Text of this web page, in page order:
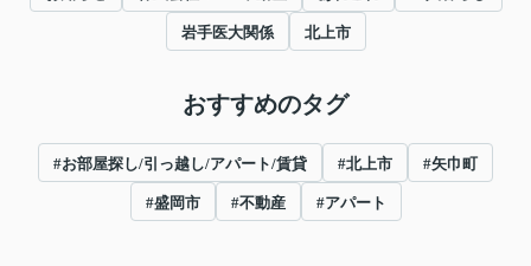
岩手医大関係 北上市
おすすめのタグ
#お部屋探し/引っ越し/アパート/賃貸 #北上市 #矢巾町
#盛岡市 #不動産 #アパート